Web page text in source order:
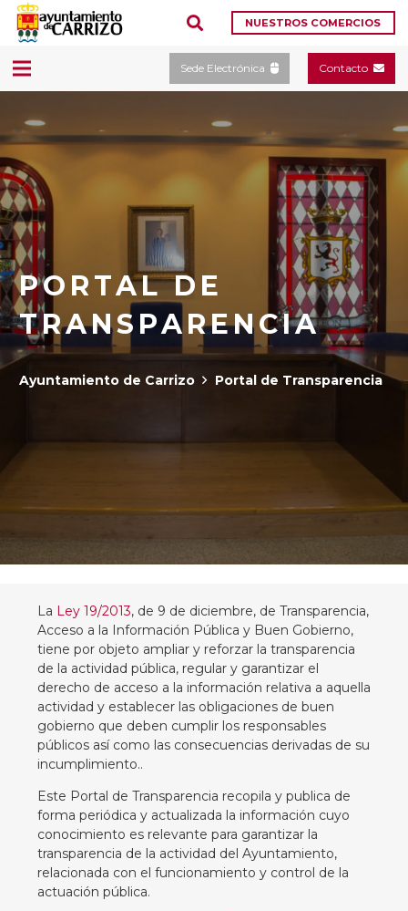
NUESTROS COMERCIOS
Sede Electrónica Contacto
PORTAL DE
TRANSPARENCIA
Ayuntamiento de Carrizo Portal de Transparencia
La Ley 19/2013, de 9 de diciembre, de Transparencia,
Acceso a la Información Pública y Buen Gobierno,
tiene por objeto ampliar y reforzar la transparencia
de la actividad pública, regular y garantizar el
derecho de acceso a la información relativa a aquella
actividad y establecer las obligaciones de buen
gobierno que deben cumplir los responsables
públicos así como las consecuencias derivadas de su
incumplimiento..
Este Portal de Transparencia recopila y publica de
forma periódica y actualizada la información cuyo
conocimiento es relevante para garantizar la
transparencia de la actividad del Ayuntamiento,
relacionada con el funcionamiento y control de la
actuación pública.